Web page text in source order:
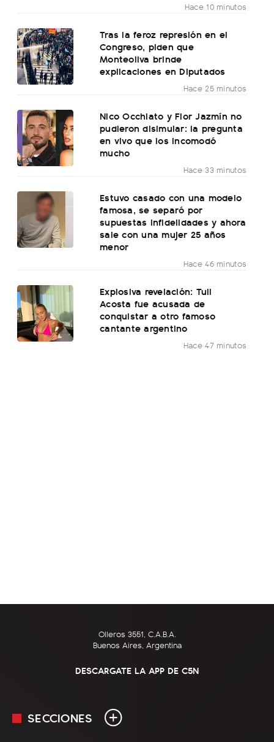
Hace 10 minutos
Tras la feroz represión en el
Congreso, piden que
Monteoliva brinde
explicaciones en Diputados
Hace 25 minutos
Nico Occhiato y Flor Jazmín no
pudieron disimular: la pregunta
en vivo que los incomodó
mucho
Hace 33 minutos
Estuvo casado con una modelo
famosa, se separó por
supuestas infidelidades y ahora
sale con una mujer 25 años
menor
Hace 46 minutos
Explosiva revelación: Tuli
Acosta fue acusada de
conquistar a otro famoso
cantante argentino
Hace 47 minutos
Olleros 3551, C.A.B.A.
Buenos Aires, Argentina
DESCARGATE LA APP DE C5N
SECCIONES